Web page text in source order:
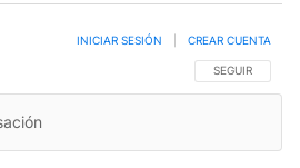
SIGA ESTA
SEGUIR
INICIAR SESIÓN CREAR CUENTA